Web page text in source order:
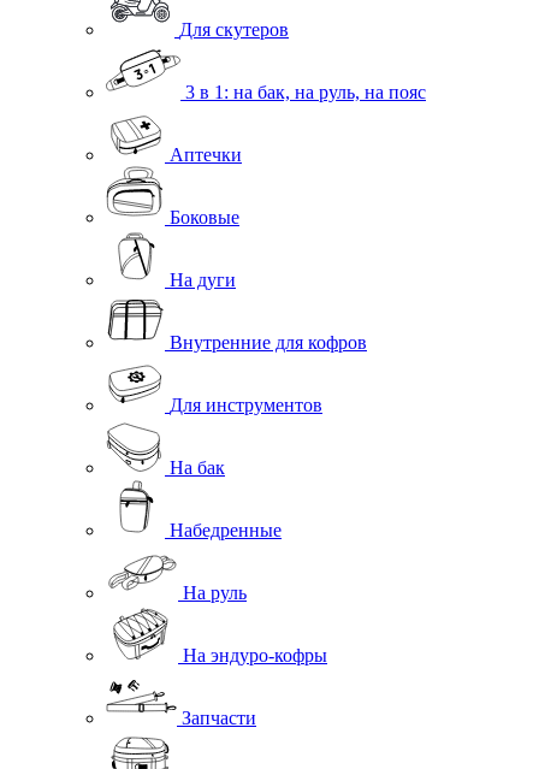
Для скутеров
3 в 1: на бак, на руль, на пояс
Аптечки
Боковые
На дуги
Внутренние для кофров
Для инструментов
На бак
Набедренные
На руль
На эндуро-кофры
Запчасти